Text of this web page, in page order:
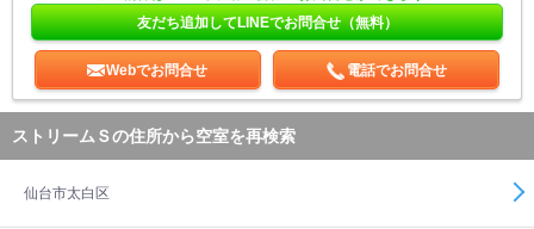
友だち追加してLINEでお問合せ（無料）
Webでお問合せ 電話でお問合せ
ストリームＳの住所から空室を再検索
仙台市太白区